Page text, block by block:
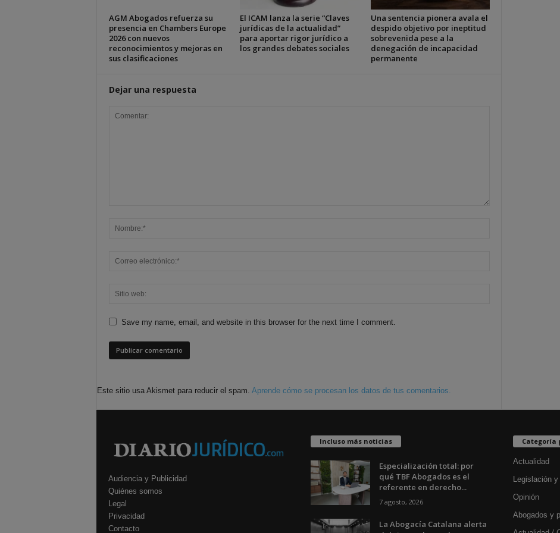
AGM Abogados refuerza su
presencia en Chambers Europe
2026 con nuevos
reconocimientos y mejoras en
sus clasificaciones
El ICAM lanza la serie “Claves
jurídicas de la actualidad”
para aportar rigor jurídico a
los grandes debates sociales
Una sentencia pionera avala el
despido objetivo por ineptitud
sobrevenida pese a la
denegación de incapacidad
permanente
Dejar una respuesta
Save my name, email, and website in this browser for the next time I comment.
Este sitio usa Akismet para reducir el spam. Aprende cómo se procesan los datos de tus comentarios.
Audiencia y Publicidad
Quiénes somos
Legal
Privacidad
Contacto
Incluso más noticias
Especialización total: por
qué TBF Abogados es el
referente en derecho...
7 agosto, 2026
La Abogacía Catalana alerta
Categoría
Actualidad
Legislación
Opinión
Abogados y